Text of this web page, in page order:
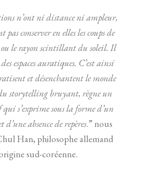
n’ont ni distance ni ampleur,
pas conserver en elles les coups de
le rayon scintillant du soleil. Il
espaces auratiques. C’est ainsi
et désenchantent le monde
storytelling bruyant, règne un
s’exprime sous la forme d’un
d’une absence de repères.” nous
Han, philosophe allemand
sud-coréenne.